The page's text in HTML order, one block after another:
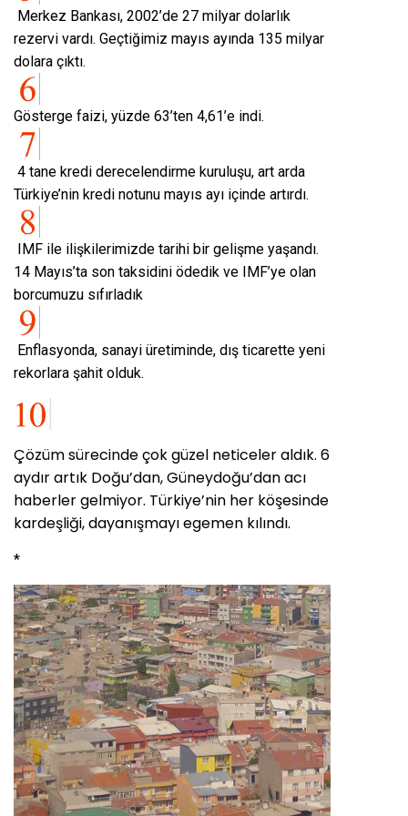
Merkez Bankası, 2002’de 27 milyar dolarlık
rezervi vardı. Geçtiğimiz mayıs ayında 135 milyar
dolara çıktı.
Gösterge faizi, yüzde 63’ten 4,61’e indi.
4 tane kredi derecelendirme kuruluşu, art arda
Türkiye’nin kredi notunu mayıs ayı içinde artırdı.
IMF ile ilişkilerimizde tarihi bir gelişme yaşandı.
14 Mayıs’ta son taksidini ödedik ve IMF’ye olan
borcumuzu sıfırladık
Enflasyonda, sanayi üretiminde, dış ticarette yeni
rekorlara şahit olduk.
Çözüm sürecinde çok güzel neticeler aldık. 6
aydır artık Doğu’dan, Güneydoğu’dan acı
haberler gelmiyor. Türkiye’nin her köşesinde
kardeşliği, dayanışmayı egemen kılındı.
*